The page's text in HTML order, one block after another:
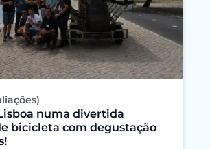
numa divertida
bicicleta com degustação